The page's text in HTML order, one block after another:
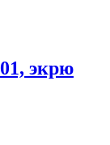
экрю